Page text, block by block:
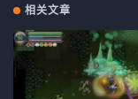
相关文章